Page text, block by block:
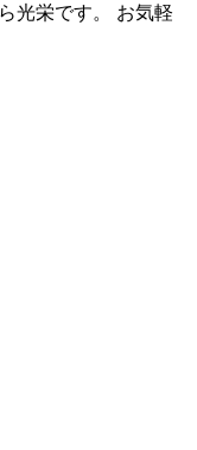
光栄です。 お気軽